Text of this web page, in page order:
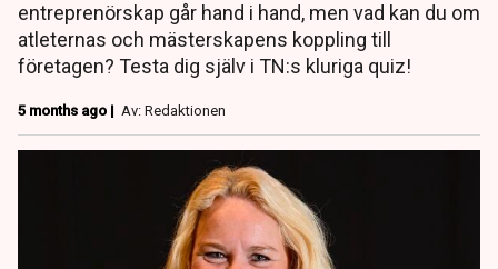
entreprenörskap går hand i hand, men vad kan du om
atleternas och mästerskapens koppling till
företagen? Testa dig själv i TN:s kluriga quiz!
5 months ago | Av: Redaktionen